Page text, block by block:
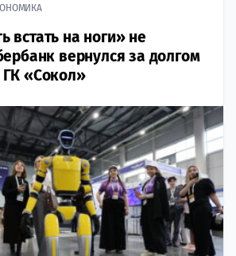
встать на ноги» не
вернулся за долгом
«Сокол»